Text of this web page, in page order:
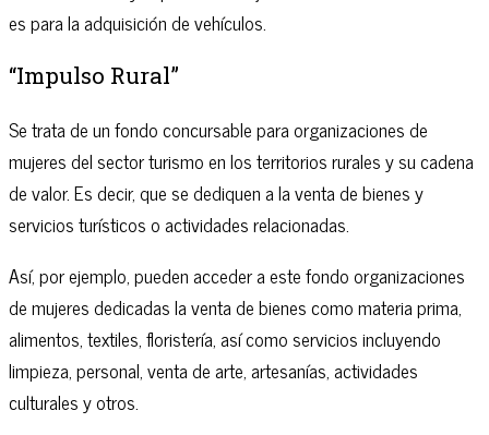
es para la adquisición de vehículos.
“Impulso Rural”
Se trata de un fondo concursable para organizaciones de
mujeres del sector turismo en los territorios rurales y su cadena
de valor. Es decir, que se dediquen a la venta de bienes y
servicios turísticos o actividades relacionadas.
Así, por ejemplo, pueden acceder a este fondo organizaciones
de mujeres dedicadas la venta de bienes como materia prima,
alimentos, textiles, floristería, así como servicios incluyendo
limpieza, personal, venta de arte, artesanías, actividades
culturales y otros.